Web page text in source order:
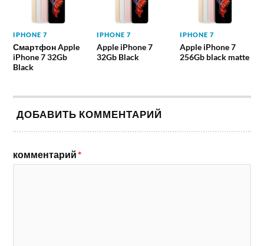
IPHONE 7
Смартфон Apple
iPhone 7 32Gb
Black
IPHONE 7
Apple iPhone 7
32Gb Black
IPHONE 7
Apple iPhone 7
256Gb black matte
ДОБАВИТЬ КОММЕНТАРИЙ
комментарий*